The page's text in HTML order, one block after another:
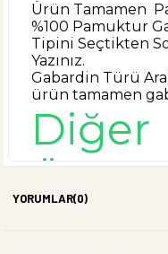
Ürün Tamamen
%100 Pamuktur
Tipini Seçtikten
Yazınız.
Gabardin Türü
ürün tamamen
Diğer
YORUMLAR(0)